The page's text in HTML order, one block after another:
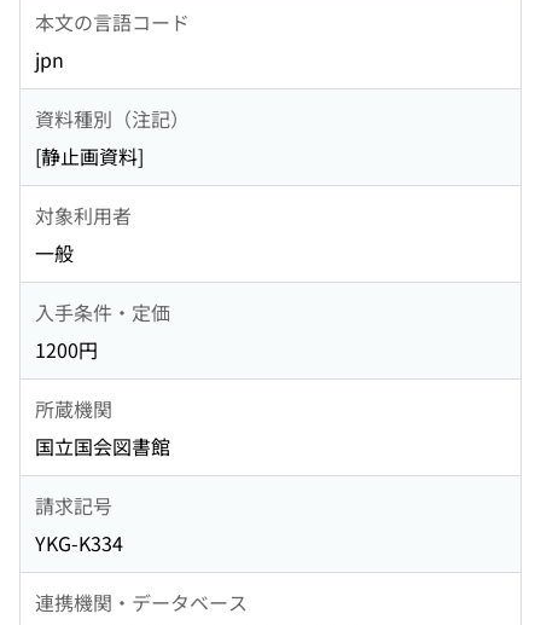
本文の言語コード
jpn
資料種別（注記）
[静止画資料]
対象利用者
一般
入手条件・定価
1200円
所蔵機関
国立国会図書館
請求記号
YKG-K334
連携機関・データベース